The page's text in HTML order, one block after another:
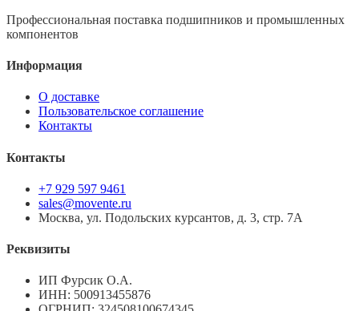
Профессиональная поставка подшипников и промышленных
компонентов
Информация
О доставке
Пользовательское соглашение
Контакты
Контакты
+7 929 597 9461
sales@movente.ru
Москва, ул. Подольских курсантов, д. 3, стр. 7А
Реквизиты
ИП Фурсик О.А.
ИНН: 500913455876